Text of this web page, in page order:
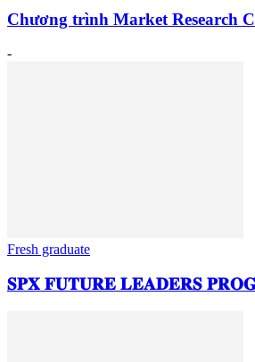
Chương trình Market Research
-
Fresh graduate
𝐒𝐏𝐗 𝐅𝐔𝐓𝐔𝐑𝐄 𝐋𝐄𝐀𝐃𝐄𝐑𝐒